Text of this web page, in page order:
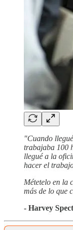
"Cuando
trabajaba 100
llegué a la
hacer el
Métetelo en la
más de lo que
- Harvey